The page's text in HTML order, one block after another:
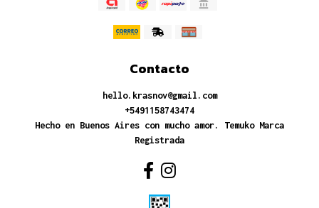
Contacto
hello.krasnov@gmail.com
+5491158743474
Hecho en Buenos Aires con mucho amor. Temuko Marca
Registrada